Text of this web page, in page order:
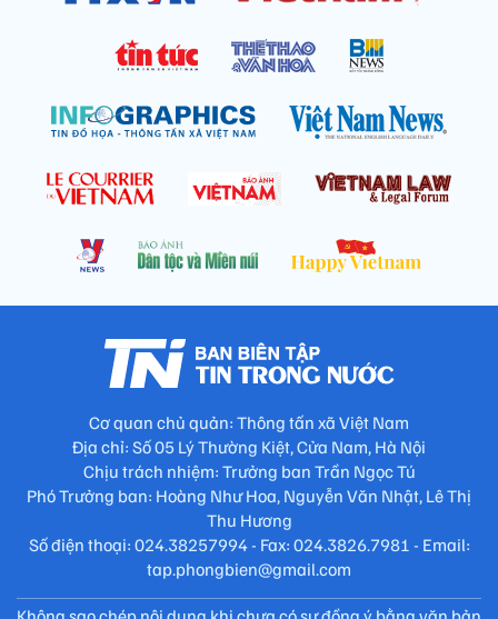
Cơ quan chủ quản: Thông tấn xã Việt Nam
Địa chỉ: Số 05 Lý Thường Kiệt, Cửa Nam, Hà Nội
Chịu trách nhiệm: Trưởng ban Trần Ngọc Tú
Phó Trưởng ban: Hoàng Như Hoa, Nguyễn Văn Nhật, Lê Thị
Thu Hương
Số điện thoại: 024.38257994 - Fax: 024.3826.7981 - Email:
tap.phongbien@gmail.com